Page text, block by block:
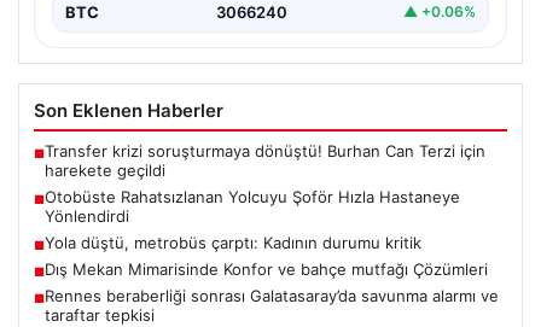
BTC 3066240 ▲ +0.06%
Son Eklenen Haberler
■Transfer krizi soruşturmaya dönüştü! Burhan Can Terzi için
harekete geçildi
■Otobüste Rahatsızlanan Yolcuyu Şoför Hızla Hastaneye
Yönlendirdi
■Yola düştü, metrobüs çarptı: Kadının durumu kritik
■Dış Mekan Mimarisinde Konfor ve bahçe mutfağı Çözümleri
■Rennes beraberliği sonrası Galatasaray’da savunma alarmı ve
taraftar tepkisi